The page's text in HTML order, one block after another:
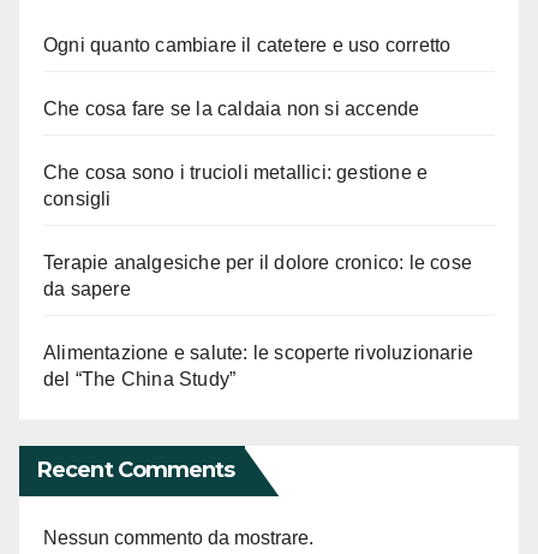
Ogni quanto cambiare il catetere e uso corretto
Che cosa fare se la caldaia non si accende
Che cosa sono i trucioli metallici: gestione e
consigli
Terapie analgesiche per il dolore cronico: le cose
da sapere
Alimentazione e salute: le scoperte rivoluzionarie
del “The China Study”
Recent Comments
Nessun commento da mostrare.